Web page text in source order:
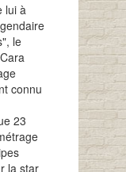
lui à
le
connu
23
la star